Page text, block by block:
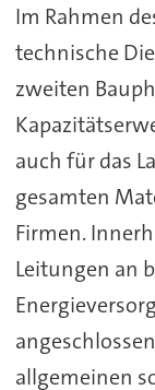
Im Rahmen
technische
zweiten
auch für das
gesamten
Firmen.
Leitungen an
allgemeinen